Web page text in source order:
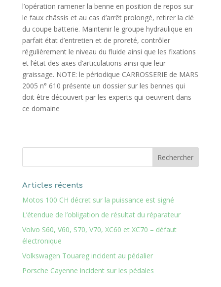
l’opération ramener la benne en position de repos sur
le faux châssis et au cas d’arrêt prolongé, retirer la clé
du coupe batterie. Maintenir le groupe hydraulique en
parfait état d’entretien et de proreté, contrôler
régulièrement le niveau du fluide ainsi que les fixations
et l’état des axes d’articulations ainsi que leur
graissage. NOTE: le périodique CARROSSERIE de MARS
2005 n° 610 présente un dossier sur les bennes qui
doit être découvert par les experts qui oeuvrent dans
ce domaine
Articles récents
Motos 100 CH décret sur la puissance est signé
L’étendue de l’obligation de résultat du réparateur
Volvo S60, V60, S70, V70, XC60 et XC70 – défaut
électronique
Volkswagen Touareg incident au pédalier
Porsche Cayenne incident sur les pédales